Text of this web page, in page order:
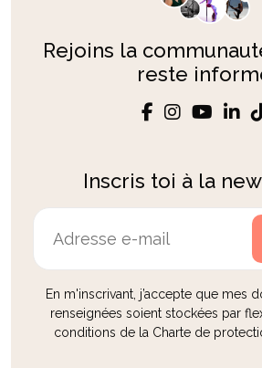
Rejoins la
reste
Inscris toi à la
En m'inscrivant, j’accepte que mes
renseignées soient stockées par
conditions de la Charte de